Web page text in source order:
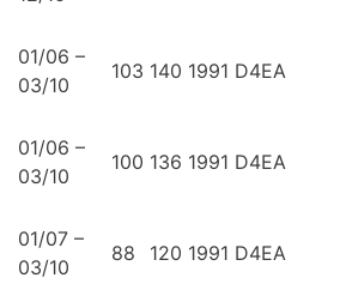
01/06 –
03/10
103 140 1991 D4EA
01/06 –
03/10
100 136 1991 D4EA
01/07 –
03/10
88 120 1991 D4EA